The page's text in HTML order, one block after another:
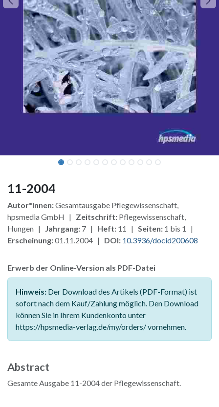
11-2004
Autor*innen:Gesamtausgabe Pflegewissenschaft,
hpsmedia GmbH | Zeitschrift: Pflegewissenschaft,
Hungen | Jahrgang: 7 | Heft: 11 | Seiten: 1 bis 1 |
Erscheinung:01.11.2004 | DOI: 10.3936/docid200608
Erwerb der Online-Version als PDF-Datei
Hinweis: Der Download des Artikels (PDF-Format) ist
sofort nach dem Kauf/Zahlung möglich. Den Download
können Sie in Ihrem Kundenkonto unter
https://hpsmedia-verlag.de/my/orders/ vornehmen.
Abstract
Gesamte Ausgabe 11-2004 der Pflegewissenschaft.